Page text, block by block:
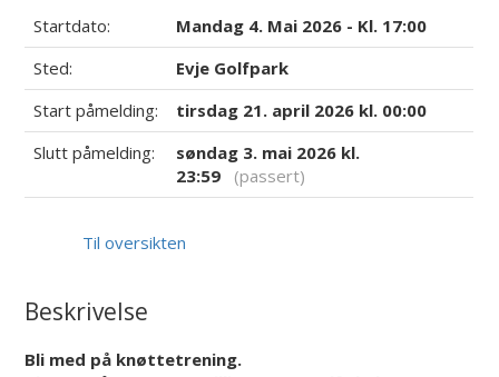
Startdato:
Mandag 4. Mai 2026 - Kl. 17:00
Sted:
Evje Golfpark
Start påmelding:
tirsdag 21. april 2026 kl. 00:00
Slutt påmelding:
søndag 3. mai 2026 kl.
23:59 (passert)
Til oversikten
Beskrivelse
Bli med på knøttetrening.